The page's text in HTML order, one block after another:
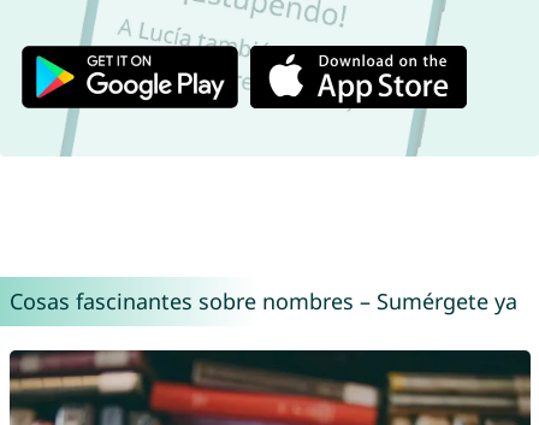
Cosas fascinantes sobre nombres – Sumérgete ya